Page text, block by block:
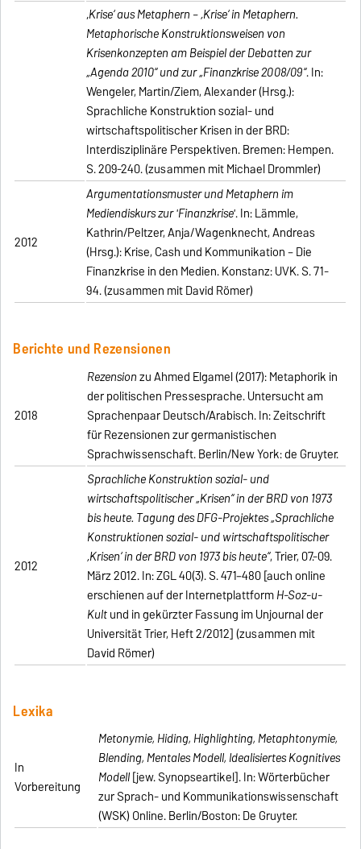
‚Krise‘ aus Metaphern – ‚Krise‘ in Metaphern.
Metaphorische Konstruktionsweisen von
Krisenkonzepten am Beispiel der Debatten zur
„Agenda 2010“ und zur „Finanzkrise 2008/09“. In:
Wengeler, Martin/Ziem, Alexander (Hrsg.):
Sprachliche Konstruktion sozial- und
wirtschaftspolitischer Krisen in der BRD:
Interdisziplinäre Perspektiven. Bremen: Hempen.
S. 209-240. (zusammen mit Michael Drommler)
2012
Argumentationsmuster und Metaphern im
Mediendiskurs zur 'Finanzkrise'. In: Lämmle,
Kathrin/Peltzer, Anja/Wagenknecht, Andreas
(Hrsg.): Krise, Cash und Kommunikation – Die
Finanzkrise in den Medien. Konstanz: UVK. S. 71-
94. (zusammen mit David Römer)
Berichte und Rezensionen
2018
Rezensionzu Ahmed Elgamel (2017): Metaphorik in
der politischen Pressesprache. Untersucht am
Sprachenpaar Deutsch/Arabisch. In: Zeitschrift
für Rezensionen zur germanistischen
Sprachwissenschaft. Berlin/New York: de Gruyter.
2012
Sprachliche Konstruktion sozial- und
wirtschaftspolitischer „Krisen“ in der BRD von 1973
bis heute. Tagung des DFG-Projektes „Sprachliche
Konstruktionen sozial- und wirtschaftspolitischer
‚Krisen‘ in der BRD von 1973 bis heute“, Trier, 07.-09.
März 2012. In: ZGL 40(3). S. 471–480[auch online
erschienen auf der InternetplattformH-Soz-u-
Kultund in gekürzter Fassung im Unijournal der
Universität Trier, Heft 2/2012] (zusammen mit
David Römer)
Lexika
In
Vorbereitung
Metonymie, Hiding, Highlighting, Metaphtonymie,
Blending, Mentales Modell, Idealisiertes Kognitives
Modell[jew. Synopseartikel]. In: Wörterbücher
zur Sprach- und Kommunikationswissenschaft
(WSK) Online. Berlin/Boston: De Gruyter.